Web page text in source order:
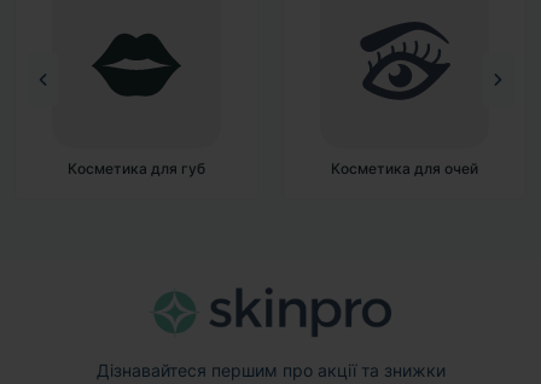
Косметика для губ Косметика для очей
Дізнавайтеся першим про акції та знижки